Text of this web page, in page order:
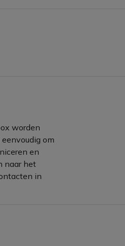
worden
om
en
naar het
in